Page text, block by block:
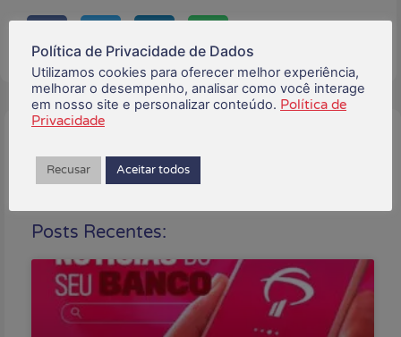
Posts Recentes:
Política de Privacidade de Dados
Utilizamos cookies para oferecer melhor experiência,
melhorar o desempenho, analisar como você interage
em nosso site e personalizar conteúdo. Política de
Privacidade
Recusar Aceitar todos